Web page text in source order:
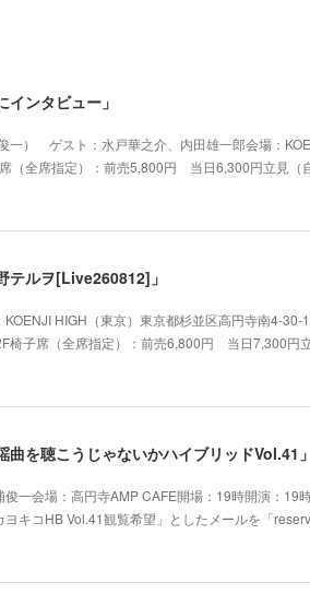
ンタビュー」
一） ゲスト：水戸華之介、内田雄一郎会場：
（全席指定）：前売5,800円 当日6,300円立見
テルヲ[Live260812]」
HIGH（東京）東京都杉並区高円寺南4-
子席（全席指定）：前売6,800円 当日7,300円
曲を聴こうじゃないかハイブリッドVol.41」
俊一会場：高円寺AMP CAFE開場：19時開演：
キコHB Vol.41観覧希望」としたメールを「